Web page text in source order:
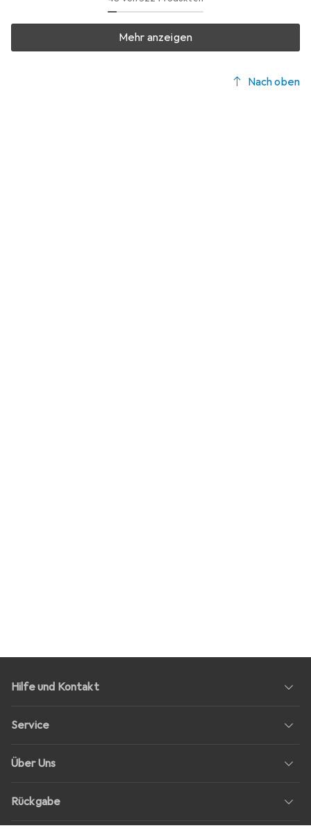
Mehr anzeigen
Nach oben
Hilfe und Kontakt
Service
Über Uns
Rückgabe